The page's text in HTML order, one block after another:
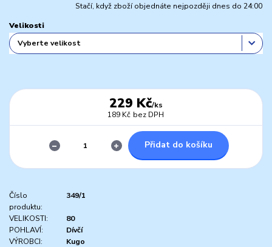
Stačí, když zboží objednáte nejpozději dnes do 24:00
Velikosti
229 Kč/ks
189 Kč bez DPH
Přidat do košíku
Číslo
produktu:
349/1
VELIKOSTI:
80
POHLAVÍ:
Dívčí
VÝROBCI:
Kugo